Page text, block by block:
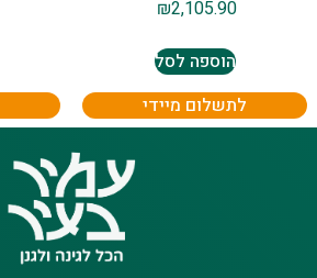
₪2,105.90
הוספה לסל
לתשלום מיידי